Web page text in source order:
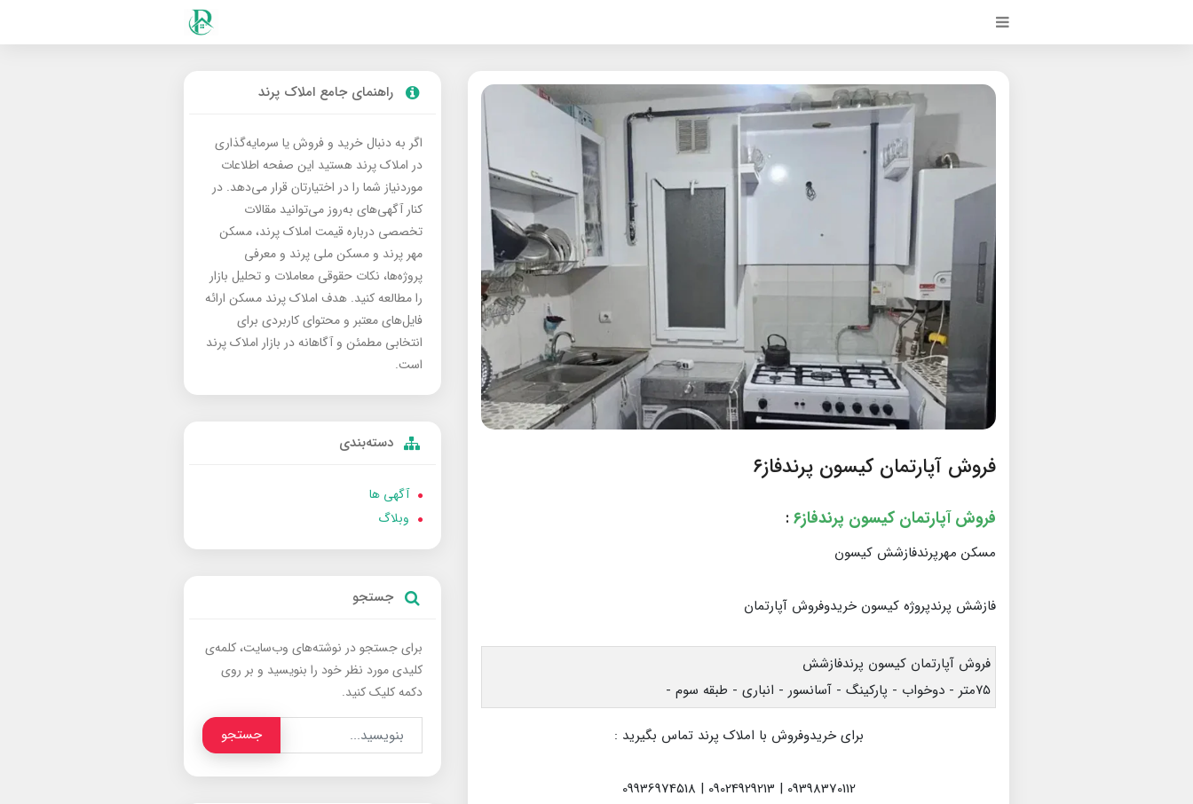
فروش آپارتمان کیسون پرندفاز۶
فروش آپارتمان کیسون پرندفاز۶ :
مسکن مهرپرندفازشش کیسون
فازشش پرندپروژه کیسون خریدوفروش آپارتمان
فروش آپارتمان کیسون پرندفازشش
۷۵متر - دوخواب - پارکینگ - آسانسور - انباری - طبقه سوم -
برای خریدوفروش با املاک پرند تماس بگیرید :
09398370112 | 09024929213 | 09936974518
راهنمای جامع املاک پرند
اگر به دنبال خرید و فروش یا سرمایه‌گذاری
در املاک پرند هستید این صفحه اطلاعات
موردنیاز شما را در اختیارتان قرار می‌دهد. در
کنار آگهی‌های به‌روز می‌توانید مقالات
تخصصی درباره قیمت املاک پرند، مسکن
مهر پرند و مسکن ملی پرند و معرفی
پروژه‌ها، نکات حقوقی معاملات و تحلیل بازار
را مطالعه کنید. هدف املاک پرند مسکن ارائه
فایل‌های معتبر و محتوای کاربردی برای
انتخابی مطمئن و آگاهانه در بازار املاک پرند
است.
دسته‌بندی
آگهی ها
وبلاگ
جستجو
برای جستجو در نوشته‌های وب‌سایت، کلمه‌ی
کلیدی مورد نظر خود را بنویسید و بر روی
دکمه کلیک کنید.
جستجو